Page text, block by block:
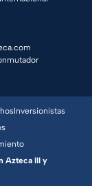
Inversionistas
Azteca III y